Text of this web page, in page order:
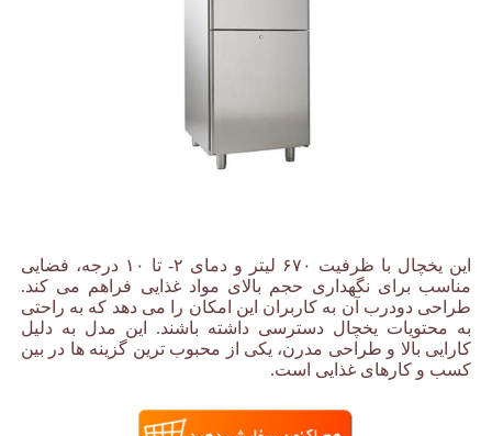
این یخچال با ظرفیت ۶۷۰ لیتر و دمای ۲- تا ۱۰ درجه، فضایی
مناسب برای نگهداری حجم بالای مواد غذایی فراهم می کند.
طراحی دودرب آن به کاربران این امکان را می دهد که به راحتی
به محتویات یخچال دسترسی داشته باشند. این مدل به دلیل
کارایی بالا و طراحی مدرن، یکی از محبوب ترین گزینه ها در بین
کسب و کارهای غذایی است.